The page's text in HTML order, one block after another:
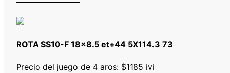
ROTA SS10-F 18×8.5 et+44 5X114.3 73
Precio del juego de 4 aros: $1185 ivi